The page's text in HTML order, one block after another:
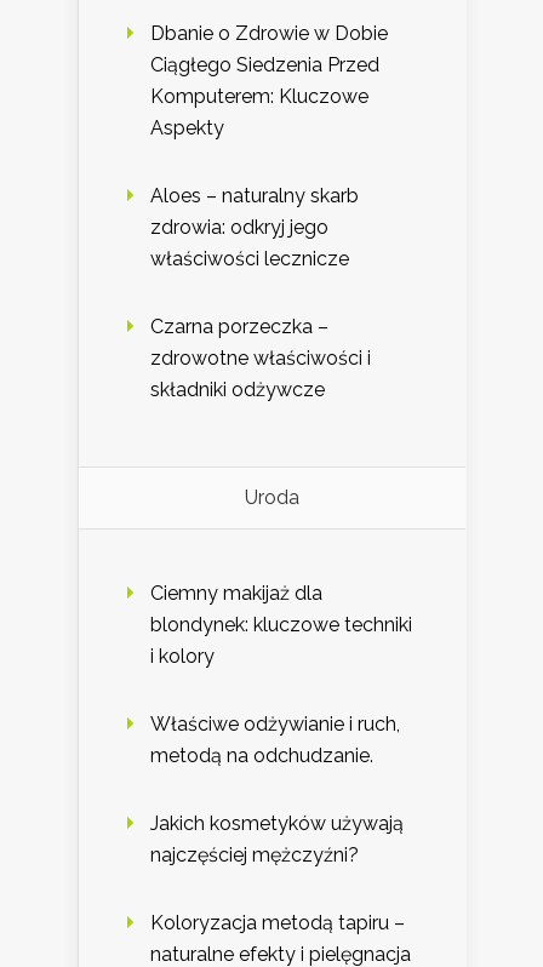
Dbanie o Zdrowie w Dobie
Ciągłego Siedzenia Przed
Komputerem: Kluczowe
Aspekty
Aloes – naturalny skarb
zdrowia: odkryj jego
właściwości lecznicze
Czarna porzeczka –
zdrowotne właściwości i
składniki odżywcze
Uroda
Ciemny makijaż dla
blondynek: kluczowe techniki
i kolory
Właściwe odżywianie i ruch,
metodą na odchudzanie.
Jakich kosmetyków używają
najczęściej mężczyźni?
Koloryzacja metodą tapiru –
naturalne efekty i pielęgnacja